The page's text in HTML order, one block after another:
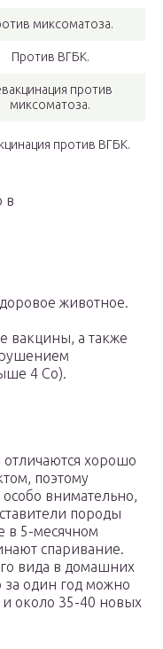
миксоматоза.
Против ВГБК.
против
миксоматоза.
против ВГБК.
в
животное.
вакцины, а также
4 Со).
хорошо
поэтому
внимательно,
породы
в 5-месячном
спаривание.
вида в домашних
за один год можно
и около 35-40 новых